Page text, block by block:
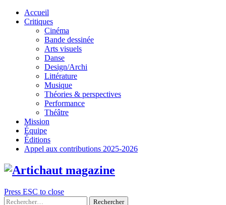
Skip
Accueil
Critiques
Cinéma
Bande dessinée
Arts visuels
Danse
Design/Archi
Littérature
Musique
Théories & perspectives
Performance
Théâtre
Mission
Équipe
Éditions
Appel aux contributions 2025-2026
Press ESC to close
Rechercher :